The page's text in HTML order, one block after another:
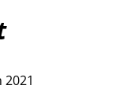
2021